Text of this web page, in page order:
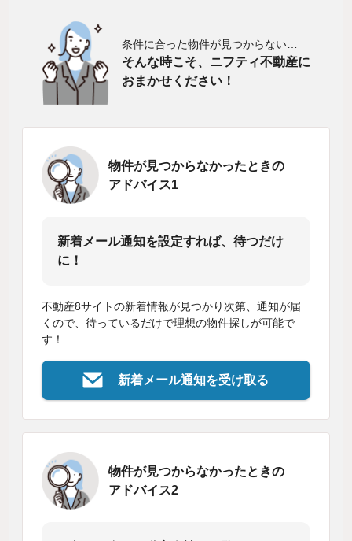
条件に合った物件が見つからない…
そんな時こそ、ニフティ不動産に
おまかせください！
物件が見つからなかったときの
アドバイス1
新着メール通知を設定すれば、待つだけ
に！
不動産8サイトの新着情報が見つかり次第、通知が届
くので、待っているだけで理想の物件探しが可能で
す！
新着メール通知を受け取る
物件が見つからなかったときの
アドバイス2